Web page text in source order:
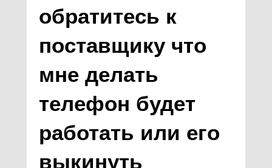
обратитесь к
поставщику что
мне делать
телефон будет
работать или его
выкинуть